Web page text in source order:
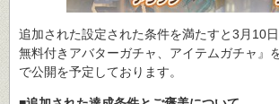
追加された設定された条件を満たすと3月10
無料付きアバターガチャ、アイテムガチャ』
で公開を予定しております。